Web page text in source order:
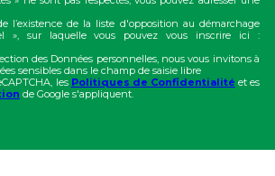
l’existence de la liste d'opposition au démarchage
», sur laquelle vous pouvez vous inscrire ici :
des Données personnelles, nous vous invitons à
sensibles dans le champ de saisie libre
les Politiques de Confidentialité et es
de Google s'appliquent.